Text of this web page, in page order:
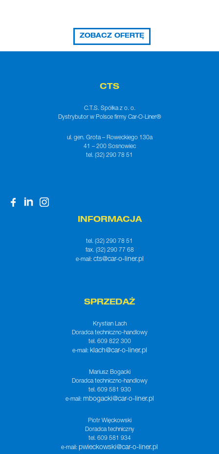
ZOBACZ OFERTĘ
CTS
C.T.S. Spółka z o. o.
Dystrybutor w Polsce firmy Car-O-Liner®
ul. gen. Grota – Roweckiego 130a
41 – 200 Sosnowiec
tel. (32) 290 78 51
INFORMACJA
tel. (32) 290 78 51
fax. (32) 290 77 68
e-mail: cts@car-o-liner.pl
SPRZEDAŻ
Krystian Lach
Doradca techniczno-handlowy
tel. 609 822 300
e-mail: klach@car-o-liner.pl
Mariusz Bogacki
Doradca techniczno-handlowy
tel. 609 581 930
e-mail: mbogacki@car-o-liner.pl
Piotr Więckowski
Doradca techniczny
tel. 609 581 934
e-mail: pwieckowski@car-o-liner.pl